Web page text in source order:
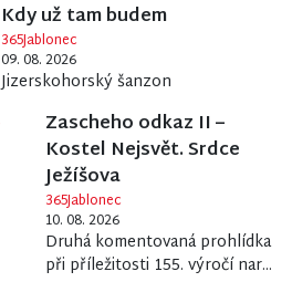
Kdy už tam budem
365Jablonec
09. 08. 2026
Jizerskohorský šanzon
Zascheho odkaz II –
Kostel Nejsvět. Srdce
Ježíšova
365Jablonec
10. 08. 2026
Druhá komentovaná prohlídka
při příležitosti 155. výročí nar...